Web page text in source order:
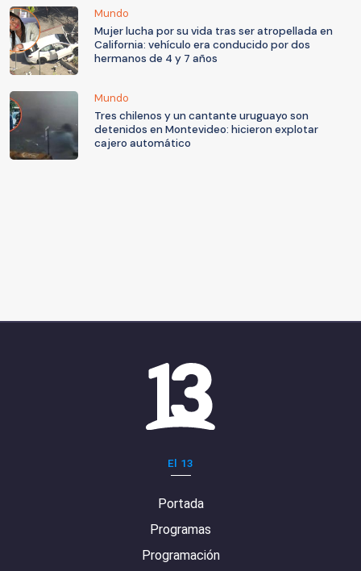
Mundo
Mujer lucha por su vida tras ser atropellada en
California: vehículo era conducido por dos
hermanos de 4 y 7 años
Mundo
Tres chilenos y un cantante uruguayo son
detenidos en Montevideo: hicieron explotar
cajero automático
El 13
Portada
Programas
Programación